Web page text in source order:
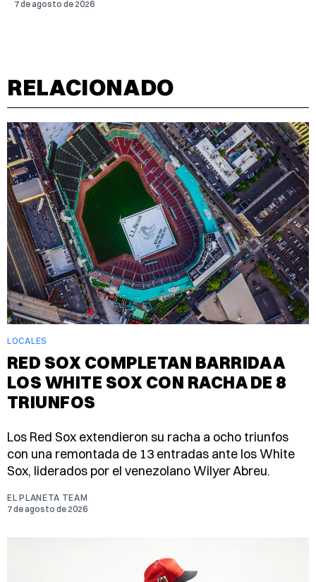
7 de agosto de 2026
RELACIONADO
LOCALES
RED SOX COMPLETAN BARRIDA A
LOS WHITE SOX CON RACHA DE 8
TRIUNFOS
Los Red Sox extendieron su racha a ocho triunfos
con una remontada de 13 entradas ante los White
Sox, liderados por el venezolano Wilyer Abreu.
EL PLANETA TEAM
7 de agosto de 2026